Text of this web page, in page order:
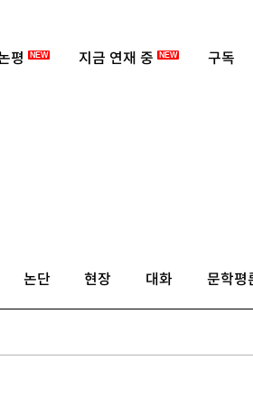
평 NEW 지금 연재 중 NEW 구독
논단 현장 대화 문학평